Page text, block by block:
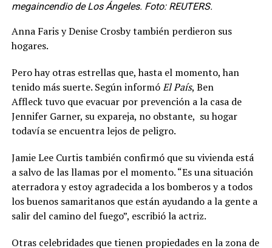
megaincendio de Los Ángeles. Foto: REUTERS.
Anna Faris y Denise Crosby también perdieron sus
hogares.
Pero hay otras estrellas que, hasta el momento, han
tenido más suerte. Según informóEl País, Ben
Affleck tuvo que evacuar por prevención a la casa de
Jennifer Garner, su expareja, no obstante, su hogar
todavía se encuentra lejos de peligro.
Jamie Lee Curtis también confirmó que su vivienda está
a salvo de las llamas por el momento. “Es una situación
aterradora y estoy agradecida a los bomberos y a todos
los buenos samaritanos que están ayudando a la gente a
salir del camino del fuego”, escribió la actriz.
Otras celebridades que tienen propiedades en la zona de